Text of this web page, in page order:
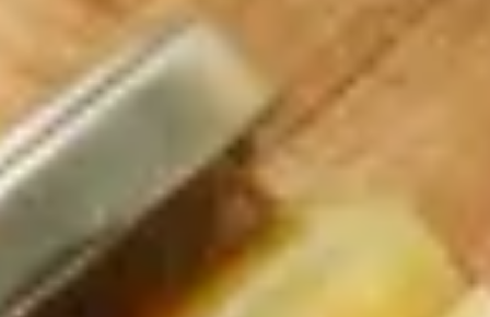
Besonderes und Schönes sein und ganz genau für sie
passen.
Was kann ich meiner besten Freundin schenken?
Toll sind immer Geschenke, die man auch zu zweit
genießen kann, bei einem Mädelsabend, einem
Wellness-Wochenende zuhause oder einfach an
einem Abend unter der Woche.
Kulinarische Geschenkboxen für die beste Freundin